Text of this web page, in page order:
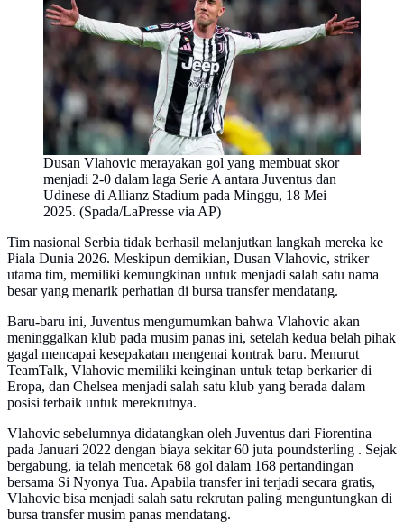
Dusan Vlahovic merayakan gol yang membuat skor
menjadi 2-0 dalam laga Serie A antara Juventus dan
Udinese di Allianz Stadium pada Minggu, 18 Mei
2025. (Spada/LaPresse via AP)
Tim nasional Serbia tidak berhasil melanjutkan langkah mereka ke
Piala Dunia 2026. Meskipun demikian, Dusan Vlahovic, striker
utama tim, memiliki kemungkinan untuk menjadi salah satu nama
besar yang menarik perhatian di bursa transfer mendatang.
Baru-baru ini, Juventus mengumumkan bahwa Vlahovic akan
meninggalkan klub pada musim panas ini, setelah kedua belah pihak
gagal mencapai kesepakatan mengenai kontrak baru. Menurut
TeamTalk, Vlahovic memiliki keinginan untuk tetap berkarier di
Eropa, dan Chelsea menjadi salah satu klub yang berada dalam
posisi terbaik untuk merekrutnya.
Vlahovic sebelumnya didatangkan oleh Juventus dari Fiorentina
pada Januari 2022 dengan biaya sekitar 60 juta poundsterling . Sejak
bergabung, ia telah mencetak 68 gol dalam 168 pertandingan
bersama Si Nyonya Tua. Apabila transfer ini terjadi secara gratis,
Vlahovic bisa menjadi salah satu rekrutan paling menguntungkan di
bursa transfer musim panas mendatang.